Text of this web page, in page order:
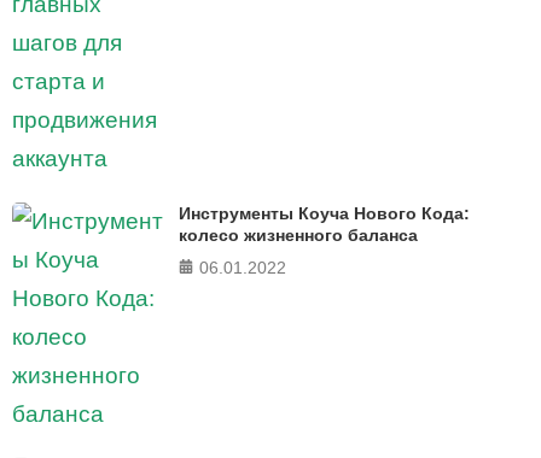
Инструменты Коуча Нового Кода:
колесо жизненного баланса
06.01.2022